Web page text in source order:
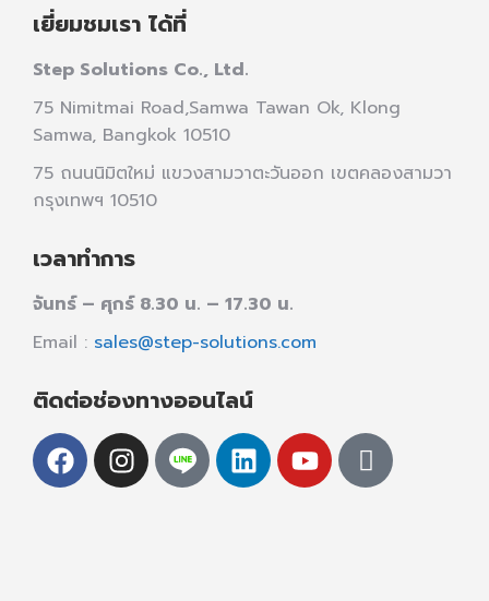
เยี่ยมชมเรา ได้ที่
Step Solutions Co., Ltd.
75 Nimitmai Road,Samwa Tawan Ok, Klong
Samwa, Bangkok 10510
75 ถนนนิมิตใหม่ แขวงสามวาตะวันออก เขตคลองสามวา
กรุงเทพฯ 10510
เวลาทำการ
จันทร์ – ศุกร์ 8.30 น. – 17.30 น.
Email : sales@step-solutions.com
ติดต่อช่องทางออนไลน์